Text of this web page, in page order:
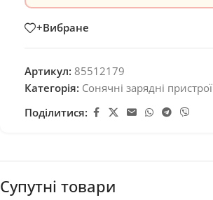
+Вибране
Артикул: 85512179
Категорія: Сонячні зарядні пристрої
Поділитися:
Супутні товари